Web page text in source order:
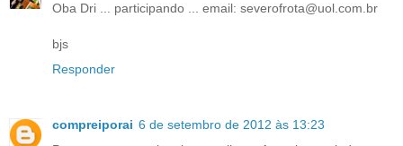
Oba Dri ... participando ... email: severofrota@uol.com.br
bjs
Responder
compreiporai 6 de setembro de 2012 às 13:23